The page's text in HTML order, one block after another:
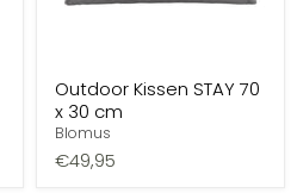
Outdoor Kissen STAY 70
x 30 cm
Blomus
€49,95